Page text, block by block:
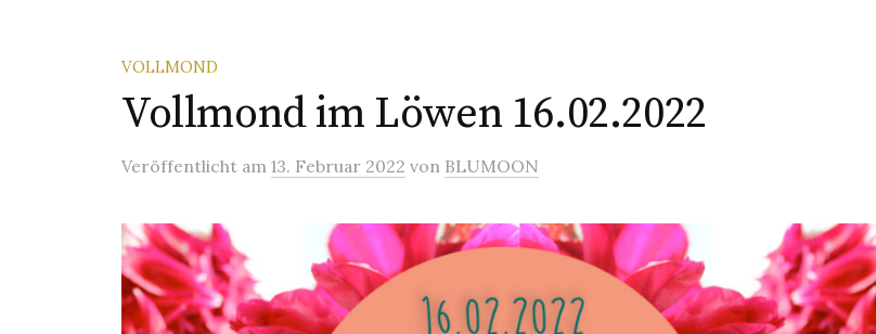
VOLLMOND
Vollmond im Löwen 16.02.2022
Veröffentlicht am 13. Februar 2022 von BLUMOON